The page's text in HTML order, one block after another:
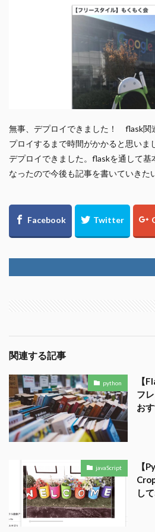
無事、デプロイできました！ flask関
プロイするまで時間がかかると思いま
デプロイできました。flaskを通して基
なったので今後も記事を書いていきた
関連する記事
python
【
フ
お
javaScript
【
し